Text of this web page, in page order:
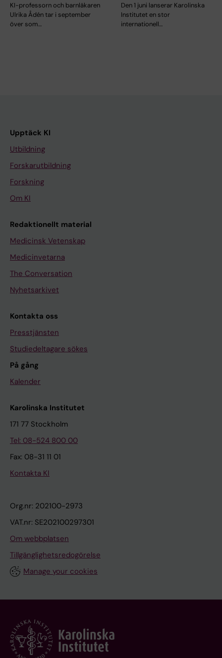
KI-professorn och barnläkaren
Ulrika Ådén tar i september
över som…
Den 1 juni lanserar Karolinska
Institutet en stor
internationell…
Upptäck KI
Utbildning
Forskarutbildning
Forskning
Om KI
Redaktionellt material
Medicinsk Vetenskap
Medicinvetarna
The Conversation
Nyhetsarkivet
Kontakta oss
Presstjänsten
Studiedeltagare sökes
På gång
Kalender
Karolinska Institutet
171 77 Stockholm
Tel: 08-524 800 00
Fax: 08-31 11 01
Kontakta KI
Org.nr: 202100-2973
VAT.nr: SE202100297301
Om webbplatsen
Tillgänglighetsredogörelse
Manage your cookies